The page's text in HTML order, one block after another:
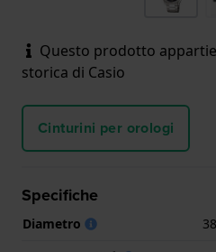
Questo prodotto
storica di Casio
Cinturini per orologi
Specifiche
Diametro